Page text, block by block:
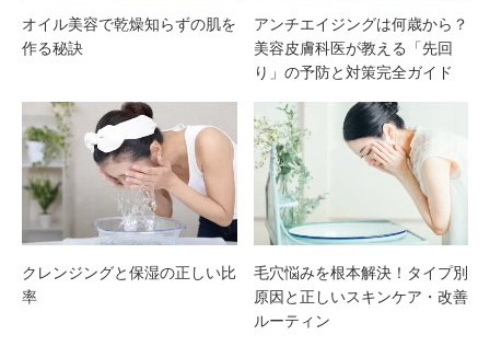
とや
り方
オイル美容で乾燥知らずの肌を
作る秘訣
アンチエイジングは何歳から？
美容皮膚科医が教える「先回
り」の予防と対策完全ガイド
クレンジングと保湿の正しい比
率
毛穴悩みを根本解決！タイプ別
原因と正しいスキンケア・改善
ルーティン